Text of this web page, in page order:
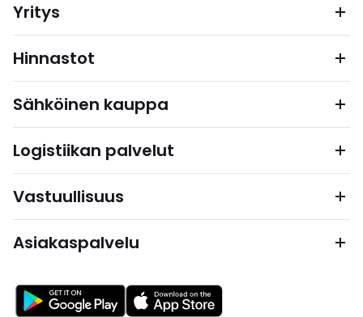
Yritys
Hinnastot
Sähköinen kauppa
Logistiikan palvelut
Vastuullisuus
Asiakaspalvelu